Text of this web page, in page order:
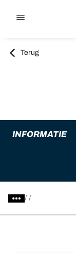
Terug
INFORMATIE
/